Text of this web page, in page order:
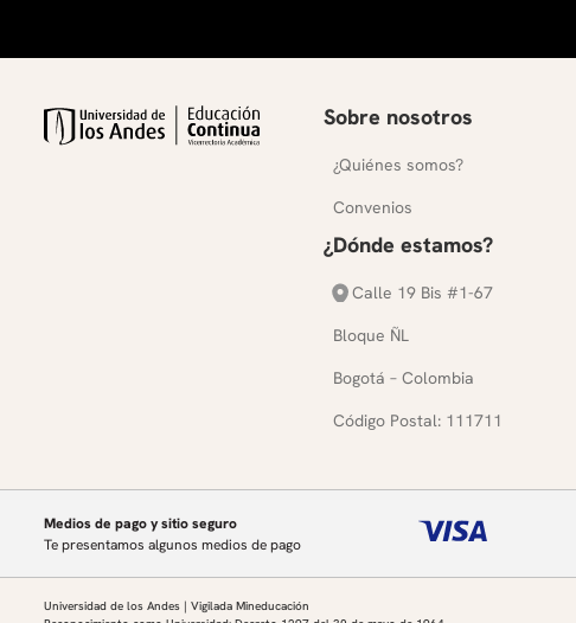
Sobre nosotros
¿Quiénes somos?
Convenios
¿Dónde estamos?
Calle 19 Bis #1-67
Bloque ÑL
Bogotá – Colombia
Código Postal: 111711
Medios de pago y sitio seguro
Te presentamos algunos medios de pago
Universidad de los Andes | Vigilada Mineducación